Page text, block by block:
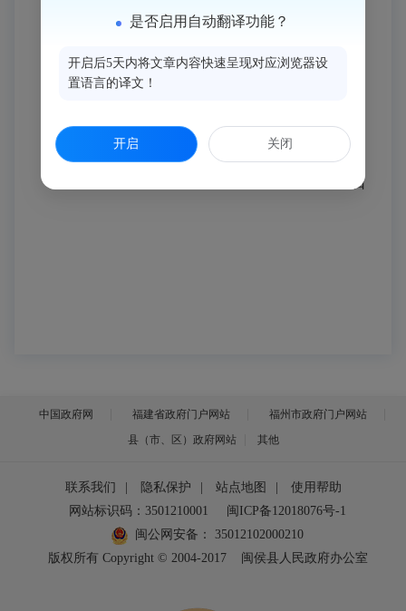
特此声明。
声明人：
日
中国政府网 福建省政府门户网站
福州市政府门户网站
县（市、区）政府网站
其他
联系我们 隐私保护 站点地图
使用帮助
网站标识码：3501210001
闽ICP备12018076号-1
闽公网安备：
35012102000210
版权所有 Copyright © 2004-2017
闽侯县人民政府办公室
是否启用自动翻译功能？
开启后5天内将文章内容快速呈现对应浏览器设
置语言的译文！
开启 关闭